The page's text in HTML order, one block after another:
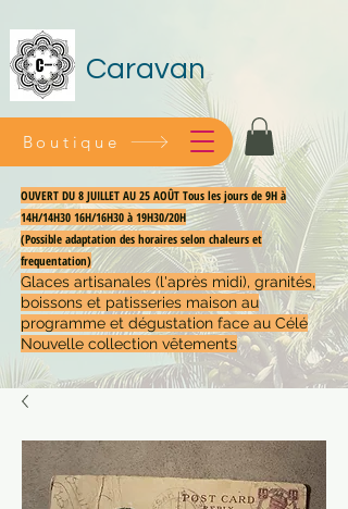
Caravan
OUVERT DU 8 JUILLET AU 25 AOÛT Tous les jours de 9H à
14H/14H30 16H/16H30 à 19H30/20H
(Possible adaptation des horaires selon chaleurs et
frequentation)
Glaces artisanales (l'après midi), granités,
boissons et patisseries maison au
programme et dégustation face au Célé
Nouvelle collection vêtements
Boutique